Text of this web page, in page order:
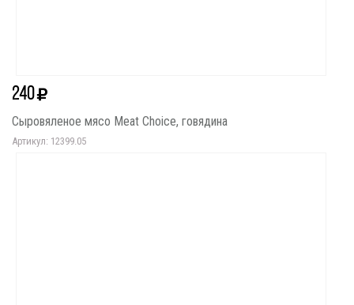
240
Сыровяленое мясо Meat Choice, говядина
Артикул: 12399.05